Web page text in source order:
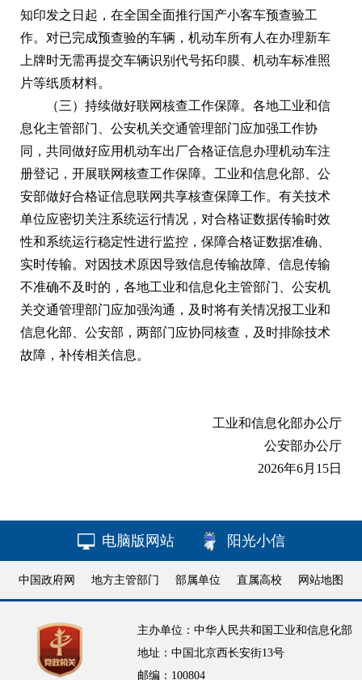
知印发之日起，在全国全面推行国产小客车预查验工
作。对已完成预查验的车辆，机动车所有人在办理新车
上牌时无需再提交车辆识别代号拓印膜、机动车标准照
片等纸质材料。
（三）持续做好联网核查工作保障。各地工业和信
息化主管部门、公安机关交通管理部门应加强工作协
同，共同做好应用机动车出厂合格证信息办理机动车注
册登记，开展联网核查工作保障。工业和信息化部、公
安部做好合格证信息联网共享核查保障工作。有关技术
单位应密切关注系统运行情况，对合格证数据传输时效
性和系统运行稳定性进行监控，保障合格证数据准确、
实时传输。对因技术原因导致信息传输故障、信息传输
不准确不及时的，各地工业和信息化主管部门、公安机
关交通管理部门应加强沟通，及时将有关情况报工业和
信息化部、公安部，两部门应协同核查，及时排除技术
故障，补传相关信息。
工业和信息化部办公厅
公安部办公厅
2026年6月15日
电脑版网站 阳光小信
中国政府网 地方主管部门 部属单位 直属高校 网站地图
主办单位：中华人民共和国工业和信息化部
地址：中国北京西长安街13号
邮编：100804